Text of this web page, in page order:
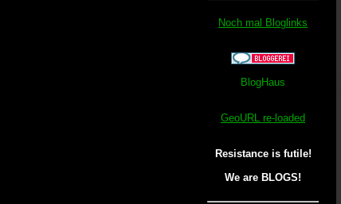
Noch mal Bloglinks
GeoURL re-loaded
Resistance is futile!
We are BLOGS!